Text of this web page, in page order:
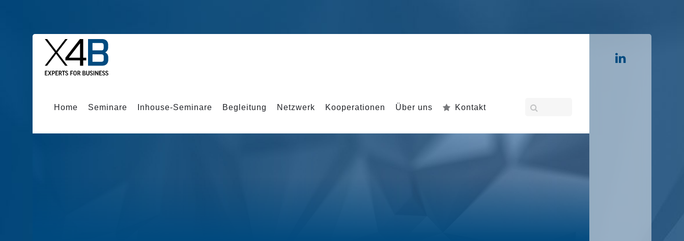
Home Seminare Inhouse-Seminare Begleitung Netzwerk Kooperationen Über uns Kontakt